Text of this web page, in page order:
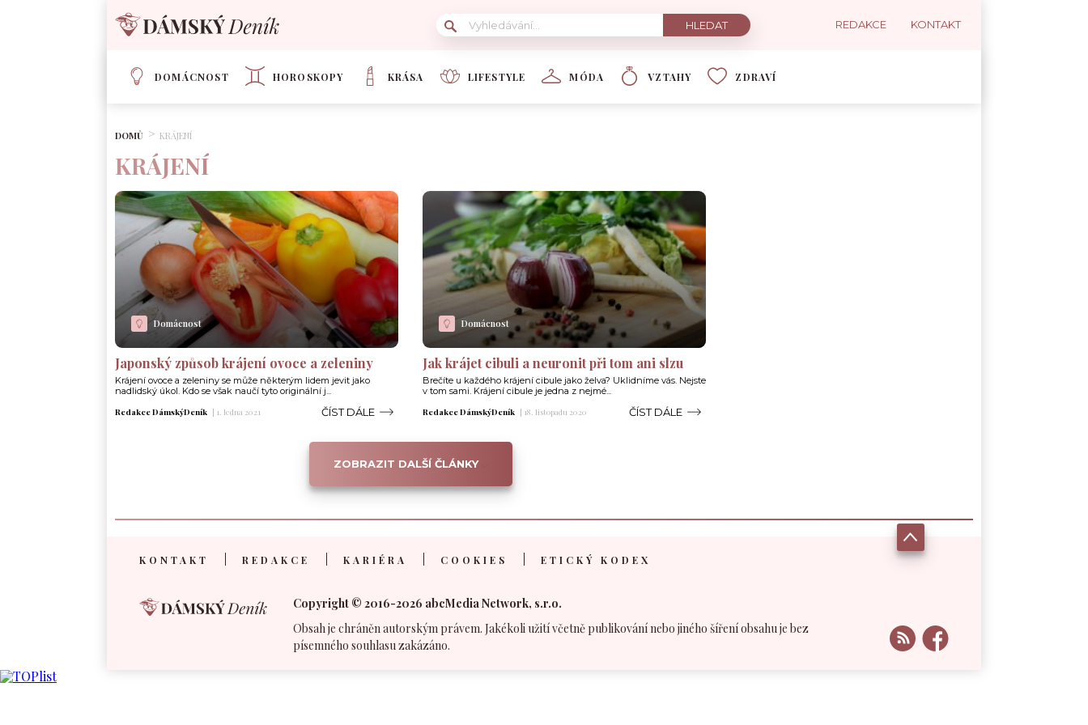
REDAKCE KONTAKT
DOMÁCNOST HOROSKOPY KRÁSA LIFESTYLE MÓDA VZTAHY ZDRAVÍ
DOMŮ KRÁJENÍ
KRÁJENÍ
Domácnost
Japonský způsob krájení ovoce a zeleniny
Krájení ovoce a zeleniny se může některým lidem jevit jako
nadlidský úkol. Kdo se však naučí tyto originální j...
Redakce DámskýDeník | 1. ledna 2021 ČÍST DÁLE
Domácnost
Jak krájet cibuli a neuronit při tom ani slzu
Brečíte u každého krájení cibule jako želva? Uklidníme vás. Nejste
v tom sami. Krájení cibule je jedna z nejmé...
Redakce DámskýDeník | 18. listopadu 2020 ČÍST DÁLE
ZOBRAZIT DALŠÍ ČLÁNKY
KONTAKT REDAKCE KARIÉRA COOKIES ETICKÝ KODEX
Copyright © 2016-2026 abcMedia Network, s.r.o.
Obsah je chráněn autorským právem. Jakékoli užití včetně publikování nebo jiného šíření obsahu je bez
písemného souhlasu zakázáno.